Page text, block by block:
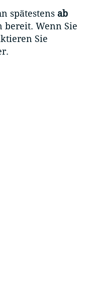
spätestens ab
Wenn Sie
Sie